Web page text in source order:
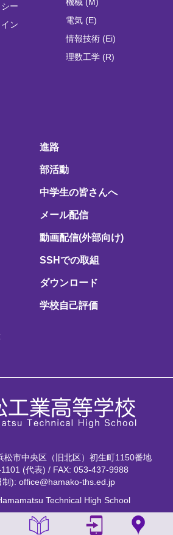
ー
ン
電気 (E)
情報技術 (Ei)
理数工学 (R)
進路
部活動
中学生の皆さんへ
メール配信
動画配信(外部向け)
SSHでの取組
ダウンロード
学校自己評価
松市中央区（旧北区）初生町1150番地
(代表) / FAX: 053-437-9988
制): office@hamako-ths.ed.jp
Technical High School